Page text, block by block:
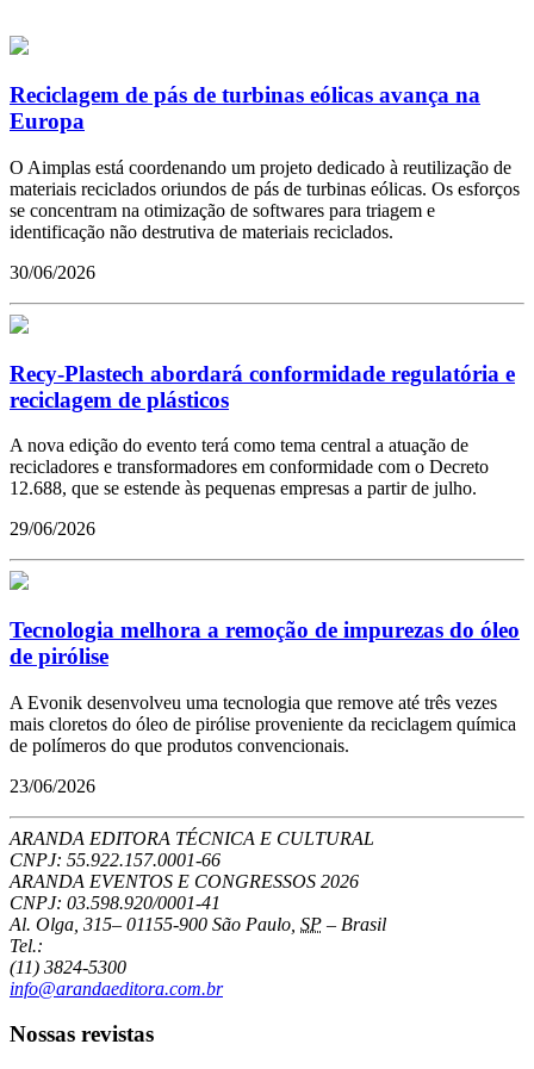
Reciclagem de pás de turbinas eólicas avança na
Europa
O Aimplas está coordenando um projeto dedicado à reutilização de
materiais reciclados oriundos de pás de turbinas eólicas. Os esforços
se concentram na otimização de softwares para triagem e
identificação não destrutiva de materiais reciclados.
30/06/2026
Recy-Plastech abordará conformidade regulatória e
reciclagem de plásticos
A nova edição do evento terá como tema central a atuação de
recicladores e transformadores em conformidade com o Decreto
12.688, que se estende às pequenas empresas a partir de julho.
29/06/2026
Tecnologia melhora a remoção de impurezas do óleo
de pirólise
A Evonik desenvolveu uma tecnologia que remove até três vezes
mais cloretos do óleo de pirólise proveniente da reciclagem química
de polímeros do que produtos convencionais.
23/06/2026
ARANDA EDITORA TÉCNICA E CULTURAL
CNPJ: 55.922.157.0001-66
ARANDA EVENTOS E CONGRESSOS 2026
CNPJ: 03.598.920/0001-41
Al. Olga, 315– 01155-900 São Paulo SP – Brasil
Tel.:
(11) 3824-5300
info@arandaeditora.com.br
Nossas revistas